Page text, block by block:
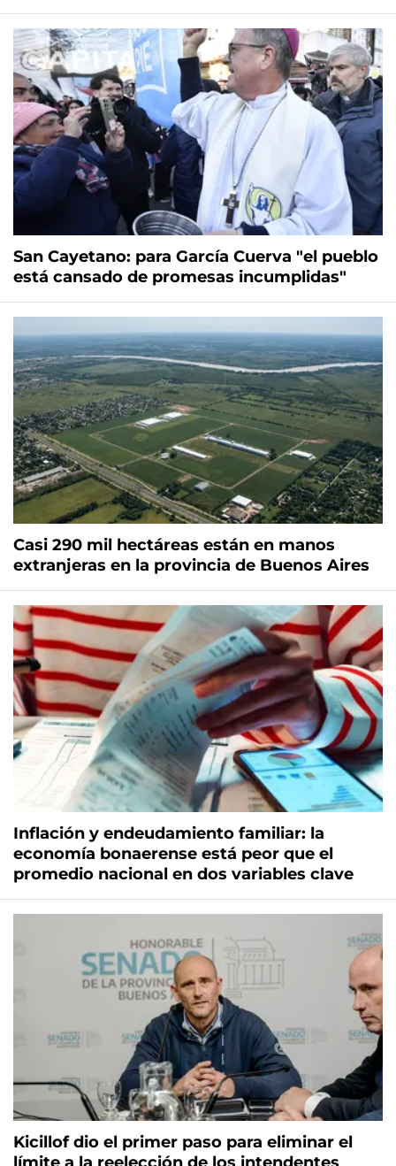
San Cayetano: para García Cuerva "el pueblo
está cansado de promesas incumplidas"
Casi 290 mil hectáreas están en manos
extranjeras en la provincia de Buenos Aires
Inflación y endeudamiento familiar: la
economía bonaerense está peor que el
promedio nacional en dos variables clave
Kicillof dio el primer paso para eliminar el